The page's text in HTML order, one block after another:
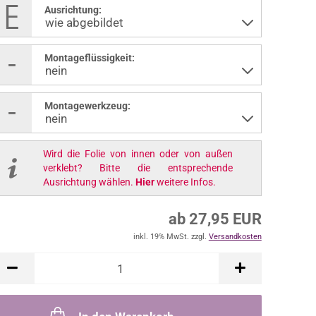
Ausrichtung:
Montageflüssigkeit:
Montagewerkzeug:
Wird die Folie von innen oder von außen
verklebt? Bitte die entsprechende
Ausrichtung wählen. Hierweitere Infos.
ab 27,95 EUR
inkl. 19% MwSt. zzgl. Versandkosten